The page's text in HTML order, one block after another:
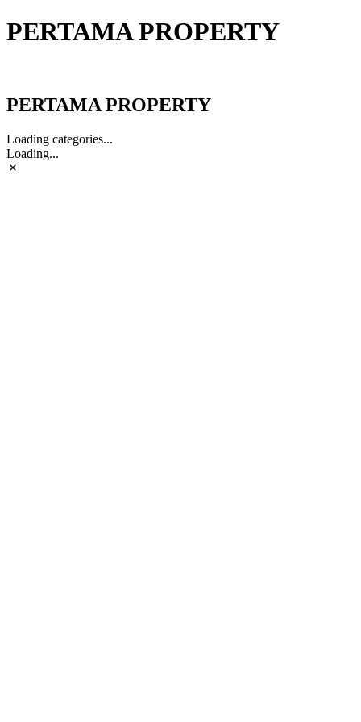
PERTAMA PROPERTY
PERTAMA PROPERTY
Loading categories...
Loading...